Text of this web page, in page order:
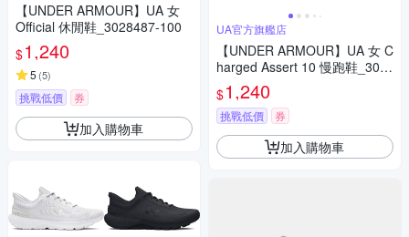
【UNDER ARMOUR】UA 女
Official 休閒鞋_3028487-100
$1,240
5 (5)
挑戰低價 券
加入購物車
UA官方旗艦店
【UNDER ARMOUR】UA 女 C
harged Assert 10 慢跑鞋_302
6179-118
$1,240
挑戰低價 券
加入購物車